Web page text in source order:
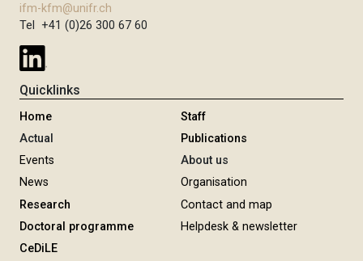
ifm-kfm@unifr.ch
Tel +41 (0)26 300 67 60
Quicklinks
Home
Actual
Events
News
Research
Doctoral programme
CeDiLE
Staff
Publications
About us
Organisation
Contact and map
Helpdesk & newsletter